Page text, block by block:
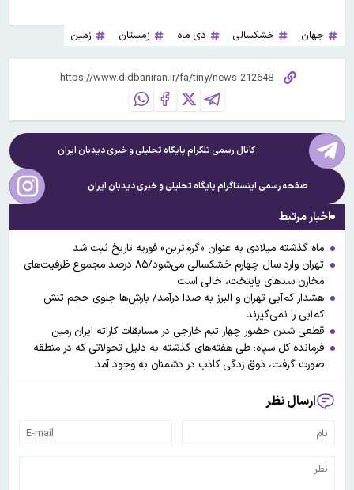
جهان خشکسالی دی ماه زمستان زمین
کانال رسمی تلگرام پایگاه تحلیلی و خبریدیدبان ایران
صفحه رسمی اینستاگرام پایگاه تحلیلی و خبریدیدبان ایران
اخبار مرتبط
ماه گذشته میلادی به عنوان «گرم‌ترین» فوریه تاریخ ثبت شد
تهران وارد سال چهارم خشکسالی می‌شود/۸۵ درصد مجموع ظرفیت‌‎های
مخازن سدهای پایتخت، خالی است
هشدار کم‌آبی تهران و البرز به صدا درآمد/ بارش‌ها جلوی حجم تنش
کم‌آبی را نمی‌گیرند
قطعی شدن حضور چهار تیم خارجی در مسابقات کاراته ایران زمین
فرمانده کل سپاه: طی هفته‌های گذشته به دلیل تحولاتی که در منطقه
صورت گرفت، ذوق زدگی کاذب در دشمنان به وجود آمد
ارسال نظر